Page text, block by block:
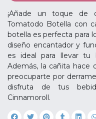
¡Añade un toque de
Tomatodo Botella con
botella es perfecta para
diseño encantador y
es ideal para llevar tu
Además, la cañita hace
preocuparte por
disfruta de tus
Cinnamoroll.